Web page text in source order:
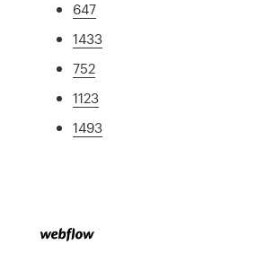
647
1433
752
1123
1493